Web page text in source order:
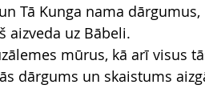
Tā Kunga nama dārgumus,
aizveda uz Bābeli.
mūrus, kā arī visus
dārgums un skaistums